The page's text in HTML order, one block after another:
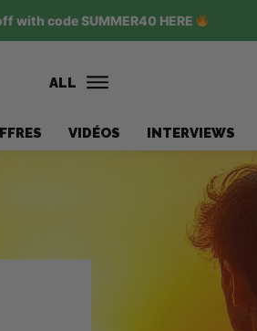
with code SUMMER40 HERE
ALL
VIDÉOS INTERVIEWS